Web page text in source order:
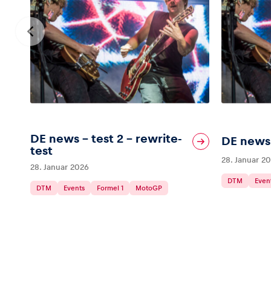
Glossar
Alle anzeigen
DE news – test 2 – rewrite-
test
28. Januar 2026
DTM Events Formel 1 MotoGP
DE
28. Januar
DTM